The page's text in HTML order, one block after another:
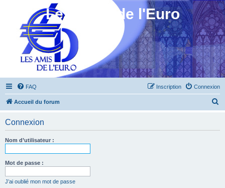
Les Amis de l'Euro
FAQ Connexion
Inscription
Accueil du forum
Connexion
Nom d’utilisateur :
Mot de passe :
J’ai oublié mon mot de passe